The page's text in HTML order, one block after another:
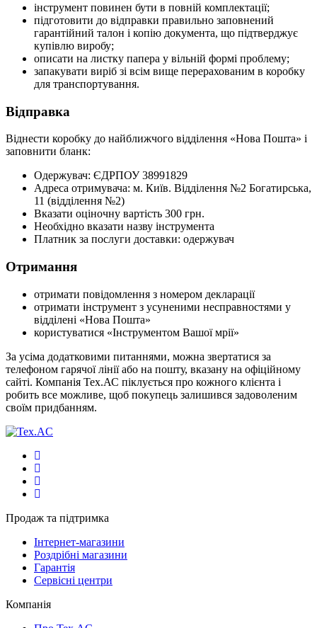
інструмент повинен бути в повній комплектації;
підготовити до відправки правильно заповнений
гарантійний талон і копію документа, що підтверджує
купівлю виробу;
описати на листку папера у вільній формі проблему;
запакувати виріб зі всім вище перерахованим в коробку
для транспортування.
Відправка
Віднести коробку до найближчого відділення «Нова Пошта» і
заповнити бланк:
Одержувач: ЄДРПОУ 38991829
Адреса отримувача: м. Київ. Відділення №2 Богатирська,
11 (відділення №2)
Вказати оціночну вартість 300 грн.
Необхідно вказати назву інструмента
Платник за послуги доставки: одержувач
Отримання
отримати повідомлення з номером декларації
отримати інструмент з усуненими несправностями у
відділені «Нова Пошта»
користуватися «Інструментом Вашої мрії»
За усіма додатковими питаннями, можна звертатися за
телефоном гарячої лінії або на пошту, вказану на офіційному
сайті. Компанія Тех.АС піклується про кожного клієнта і
робить все можливе, щоб покупець залишився задоволеним
своїм придбанням.
Продаж та підтримка
Інтернет-магазини
Роздрібні магазини
Гарантія
Сервісні центри
Компанія